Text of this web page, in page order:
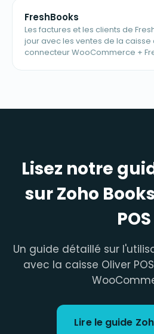
FreshBooks
Les factures et les clients de
jour avec les ventes de la caisse
connecteur WooCommerce +
Lisez notre
sur Zoho
POS
Un guide détaillé sur
avec la caisse Oliver
Lire le guide